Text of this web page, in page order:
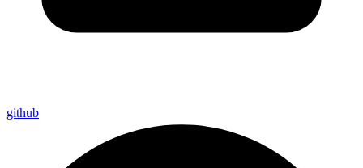
github